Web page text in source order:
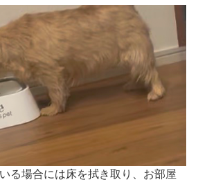
る場合には床を拭き取り、お部屋